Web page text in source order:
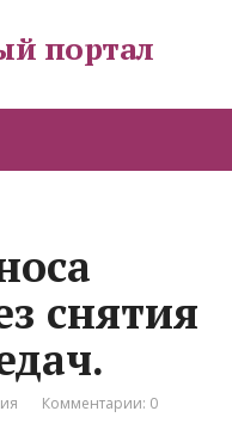
портал
снятия
Комментарии: 0